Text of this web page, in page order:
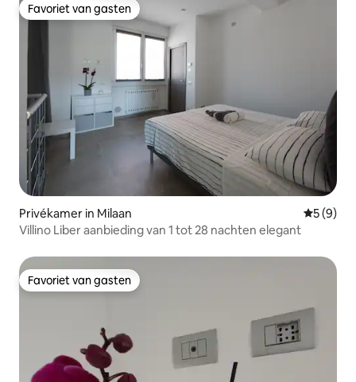
Favoriet van gasten
Favoriet van gasten
Privékamer in Milaan
5 (9)
Villino Liber aanbieding van 1 tot 28 nachten elegant
Favoriet van gasten
Favoriet van gasten